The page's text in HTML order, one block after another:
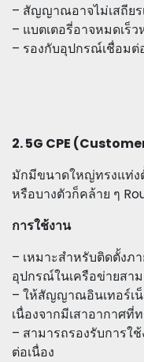
– สัญญาณอาจไม่เสถียร
– แบตเตอรี่อาจหมดเร็
– รองกับอุปกรณ์เชื่อมต่
2. 5G CPE
มักมีขนาดใหญ่ทรงแท่ง
หรือบางตัวก็คล้าย ๆ
การใช้งาน
– เหมาะสำหรับติดตั้งภ
อุปกรณ์ในเครือข่ายสา
– ให้สัญญาณอินเทอร์เน็
เนื่องจากมีเสาอากาศที่
– สามารถรองรับการใ
ต่อเนื่อง